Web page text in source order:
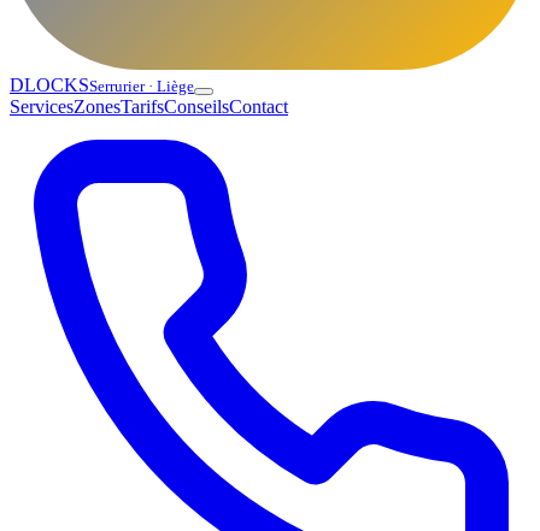
DLOCKSSerrurier · Liège
ServicesZonesTarifsConseilsContact